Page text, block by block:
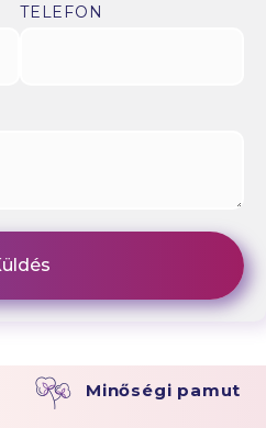
TELEFON
Minőségi pamut